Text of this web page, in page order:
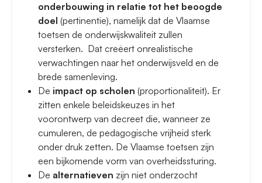
onderbouwing in relatie tot het beoogde
doel (pertinentie), namelijk dat de Vlaamse
toetsen de onderwijskwaliteit zullen
versterken. Dat creëert onrealistische
verwachtingen naar het onderwijsveld en de
brede samenleving.
De impact op scholen (proportionaliteit). Er
zitten enkele beleidskeuzes in het
voorontwerp van decreet die, wanneer ze
cumuleren, de pedagogische vrijheid sterk
onder druk zetten. De Vlaamse toetsen zijn
een bijkomende vorm van overheidssturing.
De alternatieven zijn niet onderzocht